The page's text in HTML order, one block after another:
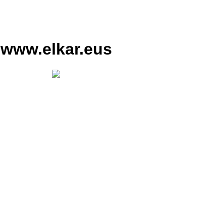
www.elkar.eus